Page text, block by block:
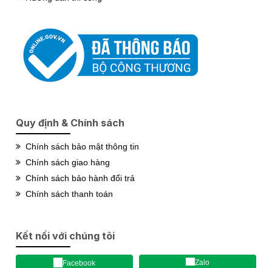
Quy định & Chính sách
Chính sách bảo mật thông tin
Chính sách giao hàng
Chính sách bảo hành đổi trả
Chính sách thanh toán
Kết nối với chúng tôi
Facebook Zalo